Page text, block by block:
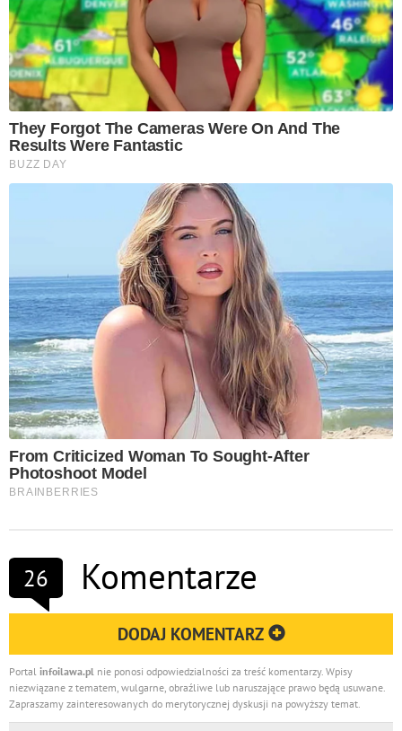
26 Komentarze
DODAJ KOMENTARZ
Portal infoilawa.pl nie ponosi odpowiedzialności za treść komentarzy. Wpisy
niezwiązane z tematem, wulgarne, obraźliwe lub naruszające prawo będą usuwane.
Zapraszamy zainteresowanych do merytorycznej dyskusji na powyższy temat.